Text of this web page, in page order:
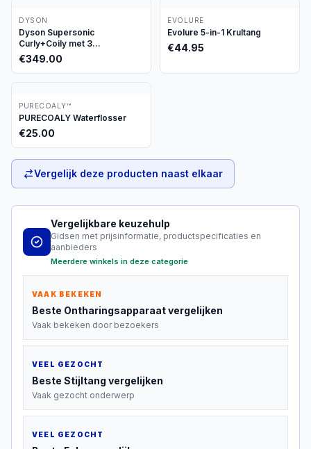
DYSON
Dyson Supersonic
Curly+Coily met 3
opzetstukken
€349.00
EVOLURE
Evolure 5-in-1 Krultang
€44.95
PURECOALY™
PURECOALY Waterflosser
€25.00
Vergelijk deze producten naast elkaar
Vergelijkbare keuzehulp
Gidsen met prijsinformatie, productspecificaties en
aanbieders
Meerdere winkels in deze categorie
VAAK BEKEKEN
Beste Ontharingsapparaatvergelijken
Vaak bekeken door bezoekers
VEEL GEZOCHT
Beste Stijltang vergelijken
Vaak gezocht onderwerp
VEEL GEZOCHT